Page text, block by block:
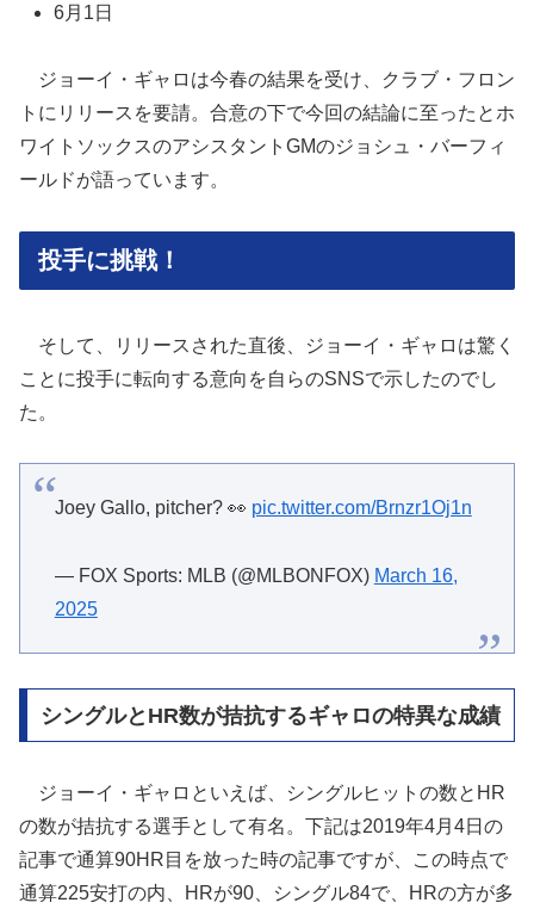
6月1日
ジョーイ・ギャロは今春の結果を受け、クラブ・フロン
トにリリースを要請。合意の下で今回の結論に至ったとホ
ワイトソックスのアシスタントGMのジョシュ・バーフィ
ールドが語っています。
投手に挑戦！
そして、リリースされた直後、ジョーイ・ギャロは驚く
ことに投手に転向する意向を自らのSNSで示したのでし
た。
Joey Gallo, pitcher? 👀 pic.twitter.com/Brnzr1Oj1n
— FOX Sports: MLB (@MLBONFOX) March 16,
2025
シングルとHR数が拮抗するギャロの特異な成績
ジョーイ・ギャロといえば、シングルヒットの数とHR
の数が拮抗する選手として有名。下記は2019年4月4日の
記事で通算90HR目を放った時の記事ですが、この時点で
通算225安打の内、HRが90、シングル84で、HRの方が多